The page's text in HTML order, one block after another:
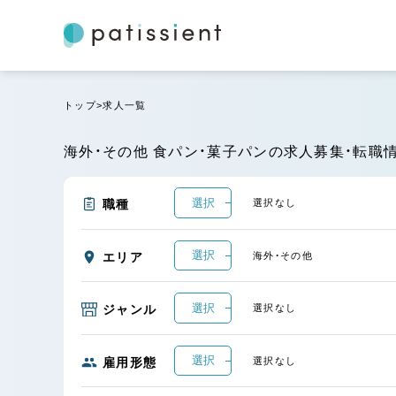
トップ 求人一覧
海外・その他 食パン・菓子パンの求人募集・転職
職種 選択 選択なし
エリア 選択 海外・その他
ジャンル 選択 選択なし
雇用形態 選択 選択なし